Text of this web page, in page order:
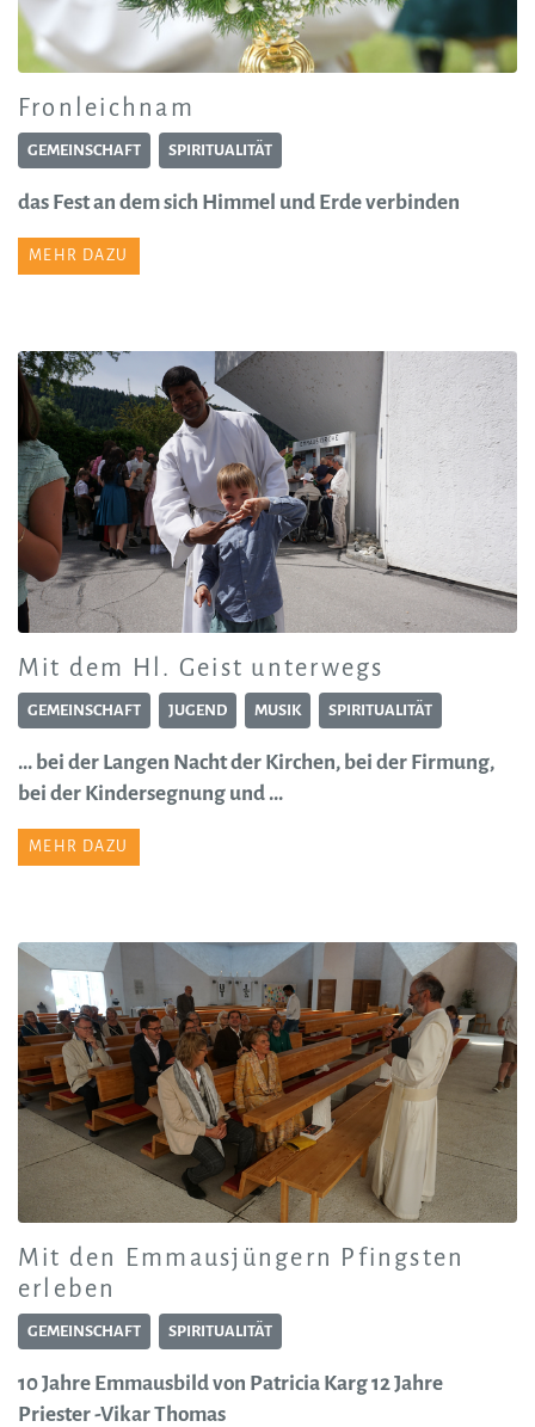
Fronleichnam
GEMEINSCHAFT SPIRITUALITÄT
das Fest an dem sich Himmel und Erde verbinden
MEHR DAZU
Mit dem Hl. Geist unterwegs
GEMEINSCHAFT JUGEND MUSIK SPIRITUALITÄT
... bei der Langen Nacht der Kirchen, bei der Firmung,
bei der Kindersegnung und ...
MEHR DAZU
Mit den Emmausjüngern Pfingsten
erleben
GEMEINSCHAFT SPIRITUALITÄT
10 Jahre Emmausbild von Patricia Karg 12 Jahre
Priester -Vikar Thomas